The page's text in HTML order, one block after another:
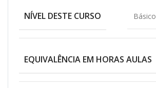
NÍVEL DESTE CURSO Básico
EQUIVALÊNCIA EM HORAS AULAS